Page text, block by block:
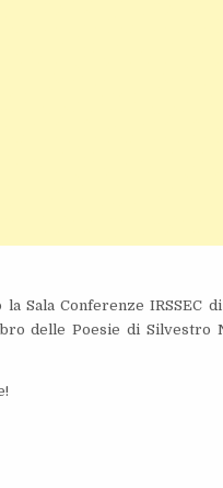
Sala Conferenze IRSSEC
delle Poesie di Silvestro